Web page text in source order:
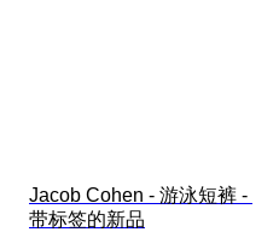
Jacob Cohen - 游泳短裤 -
带标签的新品